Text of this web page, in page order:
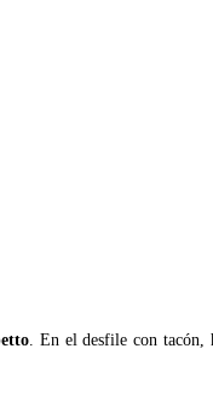
. En el desfile con tacón,